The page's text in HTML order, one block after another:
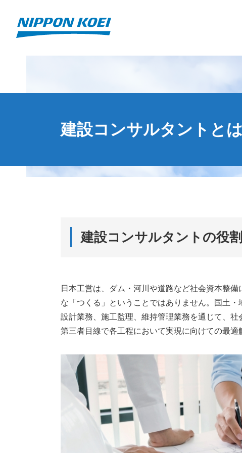
建設コンサルタントと
建設コンサルタントの役割
日本工営は、ダム・河川や道路など社会資本整
な「つくる」ということではありません。国土
設計業務、施工監理、維持管理業務を通じて、
第三者目線で各工程において実現に向けての最